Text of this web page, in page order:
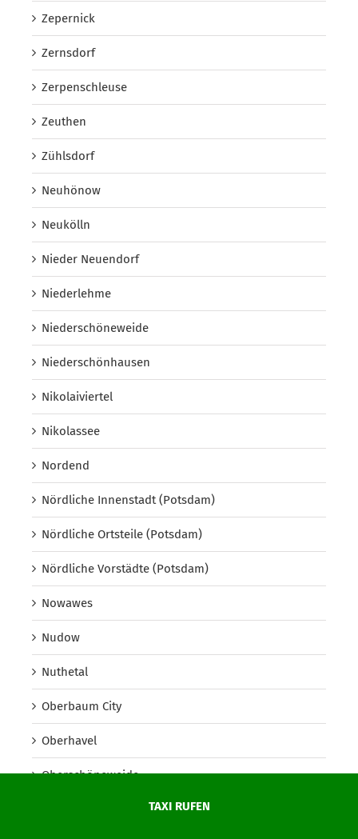
TAXI RUFEN
Zepernick
Zernsdorf
Zerpenschleuse
Zeuthen
Zühlsdorf
Neuhönow
Neukölln
Nieder Neuendorf
Niederlehme
Niederschöneweide
Niederschönhausen
Nikolaiviertel
Nikolassee
Nordend
Nördliche Innenstadt (Potsdam)
Nördliche Ortsteile (Potsdam)
Nördliche Vorstädte (Potsdam)
Nowawes
Nudow
Nuthetal
Oberbaum City
Oberhavel
Oberschöneweide